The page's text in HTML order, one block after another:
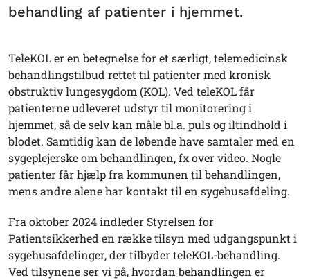
behandling af patienter i hjemmet.
TeleKOL er en betegnelse for et særligt, telemedicinsk
behandlingstilbud rettet til patienter med kronisk
obstruktiv lungesygdom (KOL). Ved teleKOL får
patienterne udleveret udstyr til monitorering i
hjemmet, så de selv kan måle bl.a. puls og iltindhold i
blodet. Samtidig kan de løbende have samtaler med en
sygeplejerske om behandlingen, fx over video. Nogle
patienter får hjælp fra kommunen til behandlingen,
mens andre alene har kontakt til en sygehusafdeling.
Fra oktober 2024 indleder Styrelsen for
Patientsikkerhed en række tilsyn med udgangspunkt i
sygehusafdelinger, der tilbyder teleKOL-behandling.
Ved tilsynene ser vi på, hvordan behandlingen er